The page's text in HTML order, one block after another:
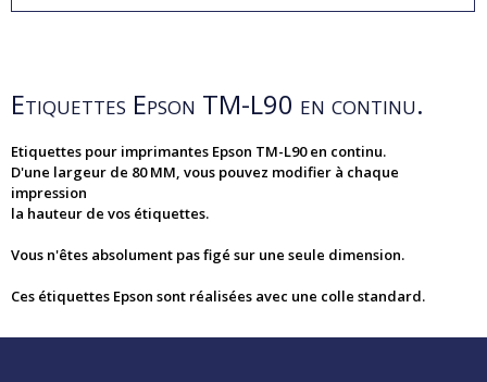
Etiquettes Epson TM-L90 en continu.
Etiquettes pour imprimantes Epson TM-L90 en continu.
D'une largeur de 80 MM, vous pouvez modifier à chaque
impression
la hauteur de vos étiquettes.
Vous n'êtes absolument pas figé sur une seule dimension.
Ces étiquettes Epson sont réalisées avec une colle standard.